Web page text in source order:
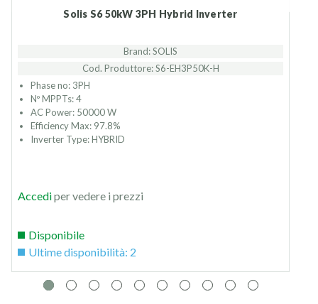
Solis S6 50kW 3PH Hybrid Inverter
Brand: SOLIS
Cod. Produttore: S6-EH3P50K-H
Phase no: 3PH
Nº MPPTs: 4
AC Power: 50000 W
Efficiency Max: 97.8%
Inverter Type: HYBRID
Accediper vedere i prezzi
Disponibile
Ultime disponibilità: 2